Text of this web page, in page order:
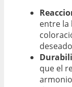
entre la
que el